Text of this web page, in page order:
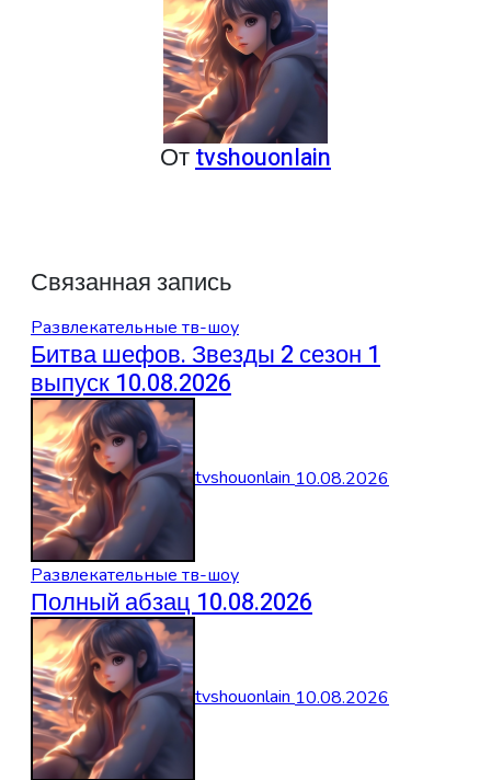
Отtvshouonlain
Связанная запись
Развлекательные тв-шоу
Битва шефов. Звезды 2 сезон 1
выпуск 10.08.2026
tvshouonlain10.08.2026
Развлекательные тв-шоу
Полный абзац 10.08.2026
tvshouonlain10.08.2026